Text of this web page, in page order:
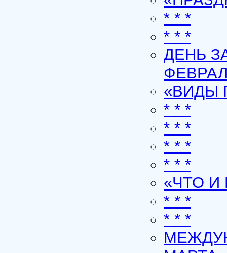
* * *
* * *
ДЕНЬ
«ВИДЫ
* * *
* * *
* * *
* * *
«ЧТО И
* * *
* * *